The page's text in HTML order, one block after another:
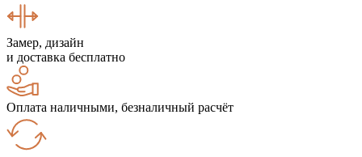
Замер, дизайн
и доставка бесплатно
Оплата наличными, безналичный расчёт